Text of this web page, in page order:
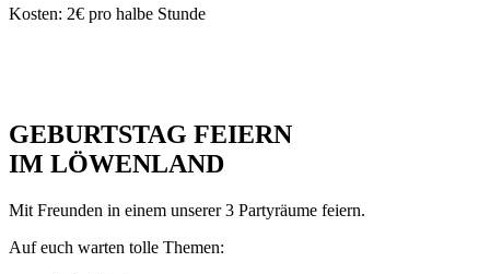
Kosten: 2€ pro halbe Stunde
GEBURTSTAG FEIERN
IM LÖWENLAND
Mit Freunden in einem unserer 3 Partyräume feiern.
Auf euch warten tolle Themen: